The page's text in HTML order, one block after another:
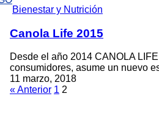
Bienestar y Nutrición
Canola Life 2015
Desde el año 2014 CANOLA
consumidores, asume un nuevo
11 marzo, 2018
« Anterior 1 2